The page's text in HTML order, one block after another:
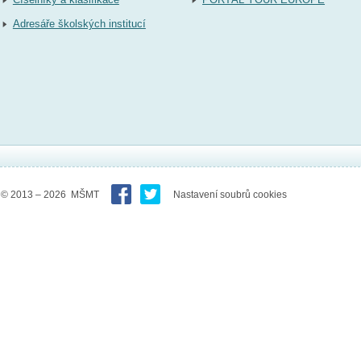
Adresáře školských institucí
© 2013 – 2026 MŠMT Nastavení soubrů cookies